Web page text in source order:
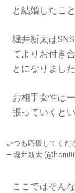
と結婚したこ
堀井新太は
てよりお付き
とになりまし
お相手女性は
張っていくと
いつも応援してくだ
— 堀井新太
ここではそん